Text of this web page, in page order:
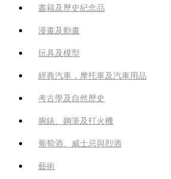
書籍及歷史紀念品
漫畫及動畫
玩具及模型
經典汽車，摩托車及汽車用品
考古學及自然歷史
腕錶、鋼筆及打火機
葡萄酒、威士忌與烈酒
藝術